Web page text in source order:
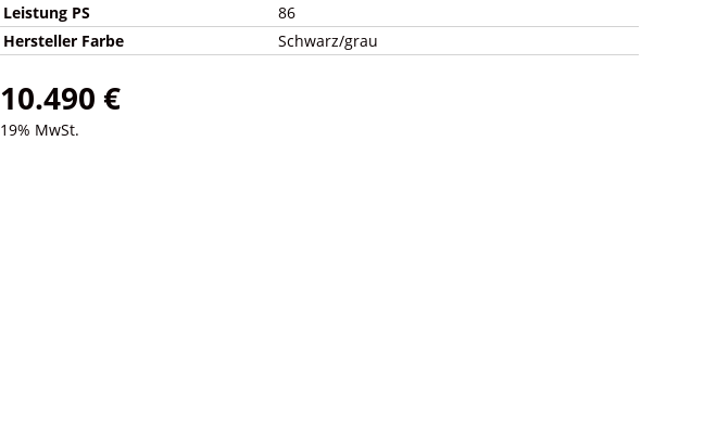
Leistung PS
86
Hersteller Farbe
Schwarz/grau
10.490 €
19% MwSt.